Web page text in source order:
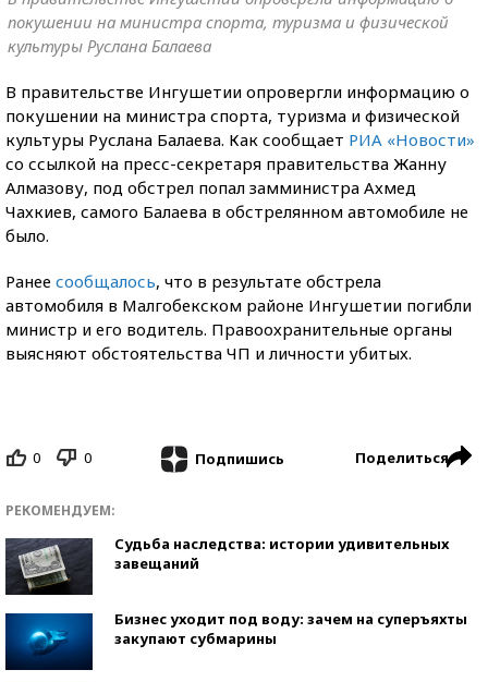
покушении на министра спорта, туризма и физической
культуры Руслана Балаева
В правительстве Ингушетии опровергли информацию о
покушении на министра спорта, туризма и физической
культуры Руслана Балаева. Как сообщает РИА «Новости»
со ссылкой на пресс-секретаря правительства Жанну
Алмазову, под обстрел попал замминистра Ахмед
Чахкиев, самого Балаева в обстрелянном автомобиле не
было.
Ранее сообщалось, что в результате обстрела
автомобиля в Малгобекском районе Ингушетии погибли
министр и его водитель. Правоохранительные органы
выясняют обстоятельства ЧП и личности убитых.
0 0 Подпишись Поделиться
РЕКОМЕНДУЕМ:
Судьба наследства: истории удивительных
завещаний
Бизнес уходит под воду: зачем на суперъяхты
закупают субмарины